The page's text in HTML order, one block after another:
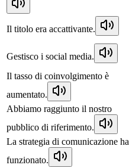
Il titolo era accattivante.
Gestisco i social media.
Il tasso di coinvolgimento è
aumentato.
Abbiamo raggiunto il nostro
pubblico di riferimento.
La strategia di comunicazione ha
funzionato.